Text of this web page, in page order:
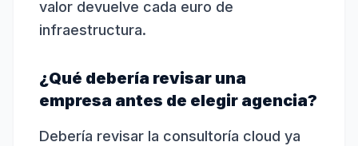
valor devuelve cada euro de
infraestructura.
¿Qué debería revisar una
empresa antes de elegir agencia?
Debería revisar la consultoría cloud ya